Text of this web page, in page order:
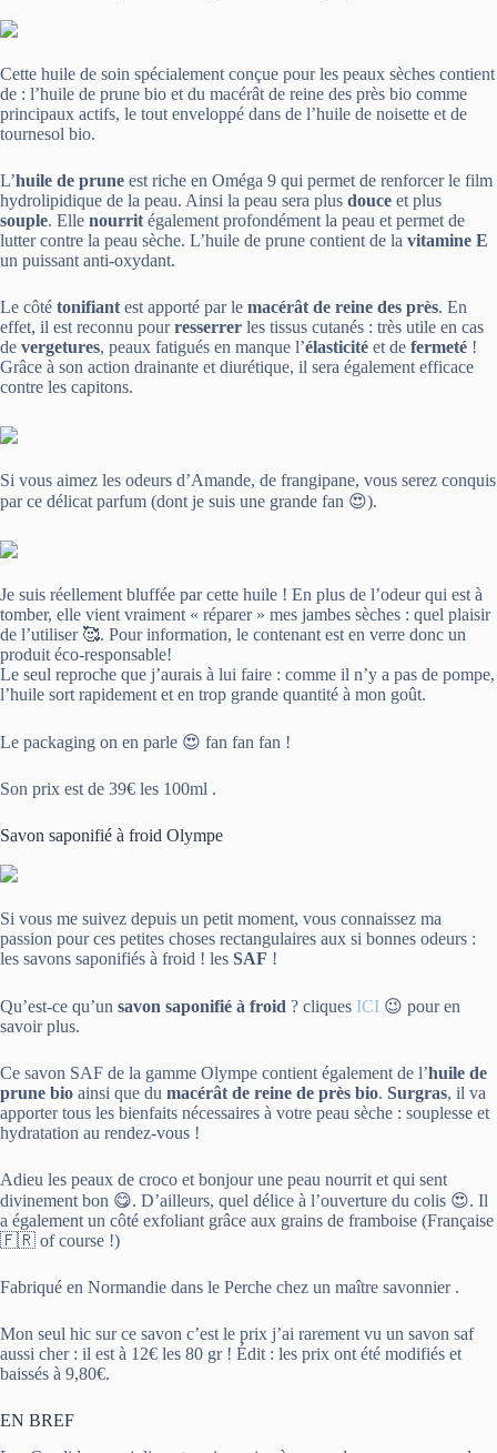
Cette huile de soin spécialement conçue pour les peaux sèches contient
de : l’huile de prune bio et du macérât de reine des près bio comme
principaux actifs, le tout enveloppé dans de l’huile de noisette et de
tournesol bio.
L’huile de prune est riche en Oméga 9 qui permet de renforcer le film
hydrolipidique de la peau. Ainsi la peau sera plus douce et plus
souple. Elle nourrit également profondément la peau et permet de
lutter contre la peau sèche. L’huile de prune contient de la vitamine E
un puissant anti-oxydant.
Le côté tonifiant est apporté par le macérât de reine des près. En
effet, il est reconnu pourresserrer les tissus cutanés : très utile en cas
de vergetures, peaux fatigués en manque l’élasticité et de fermeté !
Grâce à son action drainante et diurétique, il sera également efficace
contre les capitons.
Si vous aimez les odeurs d’Amande, de frangipane, vous serez conquis
par ce délicat parfum (dont je suis une grande fan 😍).
Je suis réellement bluffée par cette huile ! En plus de l’odeur qui est à
tomber, elle vient vraiment « réparer » mes jambes sèches : quel plaisir
de l’utiliser 🥰. Pour information, le contenant est en verre donc un
produit éco-responsable!
Le seul reproche que j’aurais à lui faire : comme il n’y a pas de pompe,
l’huile sort rapidement et en trop grande quantité à mon goût.
Le packaging on en parle 😍 fan fan fan !
Son prix est de 39€ les 100ml .
Savon saponifié à froid Olympe
Si vous me suivez depuis un petit moment, vous connaissez ma
passion pour ces petites choses rectangulaires aux si bonnes odeurs :
les savons saponifiés à froid ! les SAF !
Qu’est-ce qu’un savon saponifié à froid ? cliques ICI 😉 pour en
savoir plus.
Ce savon SAF de la gamme Olympe contient également de l’huile de
prune bio ainsi que du macérât de reine de près bio. Surgras, il va
apporter tous les bienfaits nécessaires à votre peau sèche : souplesse et
hydratation au rendez-vous !
Adieu les peaux de croco et bonjour une peau nourrit et qui sent
divinement bon 😋. D’ailleurs, quel délice à l’ouverture du colis 😍. Il
a également un côté exfoliant grâce aux grains de framboise (Française
🇫🇷 of course !)
Fabriqué en Normandie dans le Perche chez un maître savonnier .
Mon seul hic sur ce savon c’est le prix j’ai rarement vu un savon saf
aussi cher : il est à 12€ les 80 gr ! Édit : les prix ont été modifiés et
baissés à 9,80€.
EN BREF